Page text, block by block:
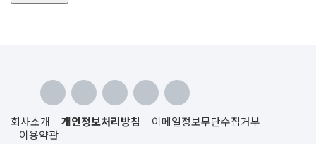
회사소개 개인정보처리방침
이메일정보무단수집거부
이용약관